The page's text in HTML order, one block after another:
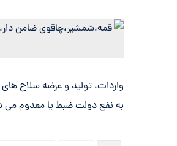
واردات، تولید و عرضه سلاح
به نفع دولت ضبط یا معدوم می